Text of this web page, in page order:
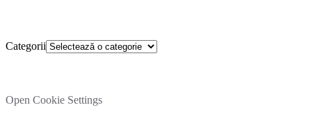
Categorii
Open Cookie Settings